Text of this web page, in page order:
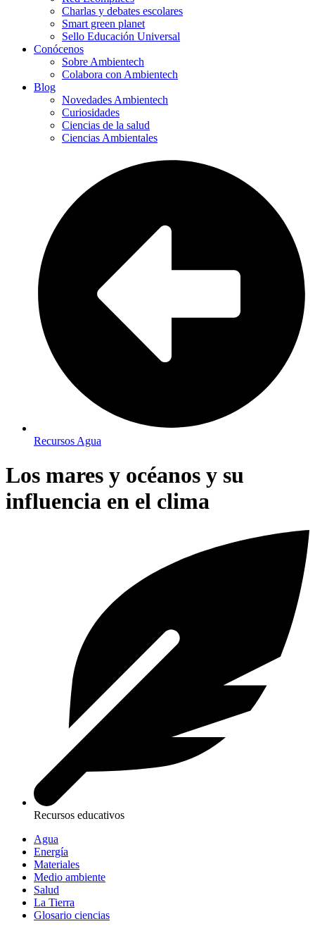
Charlas y debates escolares
Smart green planet
Sello Educación Universal
Conócenos
Sobre Ambientech
Colabora con Ambientech
Blog
Novedades Ambientech
Curiosidades
Ciencias de la salud
Ciencias Ambientales
Recursos Agua
Los mares y océanos y su
influencia en el clima
Recursos educativos
Agua
Energía
Materiales
Medio ambiente
Salud
La Tierra
Glosario ciencias